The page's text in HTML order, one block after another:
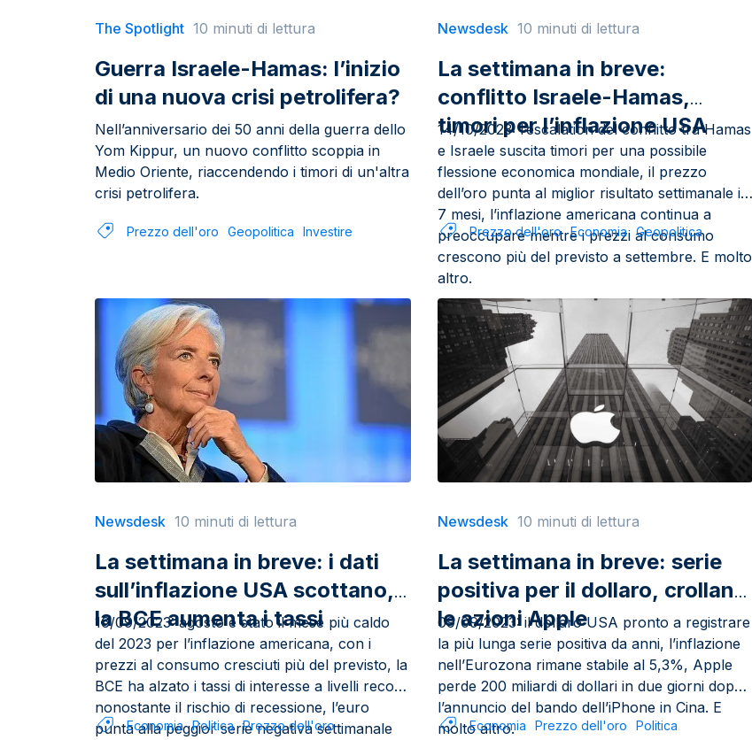
The Spotlight 10 minuti di lettura
Guerra Israele-Hamas: l’inizio
di una nuova crisi petrolifera?
Nell’anniversario dei 50 anni della guerra dello
Yom Kippur, un nuovo conflitto scoppia in
Medio Oriente, riaccendendo i timori di un'altra
crisi petrolifera.
Prezzo dell'oro Geopolitica Investire
Newsdesk 10 minuti di lettura
La settimana in breve:
conflitto Israele-Hamas,
timori per l’inflazione USA
14/10/2023: l’escalation del conflitto tra Hamas
e Israele suscita timori per una possibile
flessione economica mondiale, il prezzo
dell’oro punta al miglior risultato settimanale in
7 mesi, l’inflazione americana continua a
preoccupare mentre i prezzi al consumo
crescono più del previsto a settembre. E molto
altro.
Prezzo dell'oro Economia Geopolitica
Newsdesk 10 minuti di lettura
La settimana in breve: i dati
sull’inflazione USA scottano,
la BCE aumenta i tassi
16/09/2023: agosto è stato il mese più caldo
del 2023 per l’inflazione americana, con i
prezzi al consumo cresciuti più del previsto, la
BCE ha alzato i tassi di interesse a livelli record
nonostante il rischio di recessione, l’euro
punta alla peggior serie negativa settimanale
Economia Politica Prezzo dell'oro
Newsdesk 10 minuti di lettura
La settimana in breve: serie
positiva per il dollaro, crollano
le azioni Apple
09/09/2023: il dollaro USA pronto a registrare
la più lunga serie positiva da anni, l’inflazione
nell’Eurozona rimane stabile al 5,3%, Apple
perde 200 miliardi di dollari in due giorni dopo
l’annuncio del bando dell’iPhone in Cina. E
molto altro.
Economia Prezzo dell'oro Politica